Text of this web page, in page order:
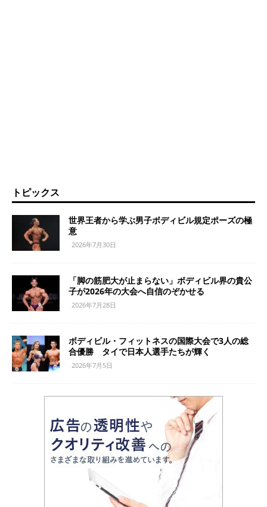
トピックス
世界王者から学ぶ男子ボディビル規定ポーズの極
意
2026年7月30日
「脚の筋肥大が止まらない」ボディビル界の貴公
子が2026年の大会へ自信のぞかせる
2026年7月28日
ボディビル・フィットネスの国際大会で3人の総
合優勝 タイで日本人選手たちが輝く
2026年7月5日